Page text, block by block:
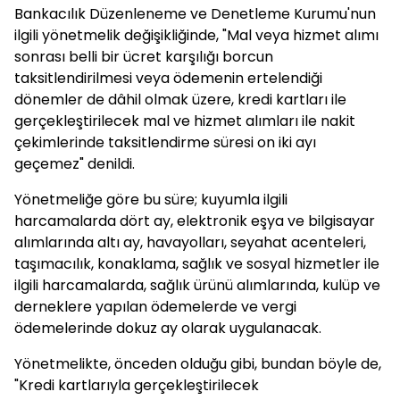
Bankacılık Düzenleneme ve Denetleme Kurumu'nun
ilgili yönetmelik değişikliğinde, "Mal veya hizmet alımı
sonrası belli bir ücret karşılığı borcun
taksitlendirilmesi veya ödemenin ertelendiği
dönemler de dâhil olmak üzere, kredi kartları ile
gerçekleştirilecek mal ve hizmet alımları ile nakit
çekimlerinde taksitlendirme süresi on iki ayı
geçemez" denildi.
Yönetmeliğe göre bu süre; kuyumla ilgili
harcamalarda dört ay, elektronik eşya ve bilgisayar
alımlarında altı ay, havayolları, seyahat acenteleri,
taşımacılık, konaklama, sağlık ve sosyal hizmetler ile
ilgili harcamalarda, sağlık ürünü alımlarında, kulüp ve
derneklere yapılan ödemelerde ve vergi
ödemelerinde dokuz ay olarak uygulanacak.
Yönetmelikte, önceden olduğu gibi, bundan böyle de,
"Kredi kartlarıyla gerçekleştirilecek